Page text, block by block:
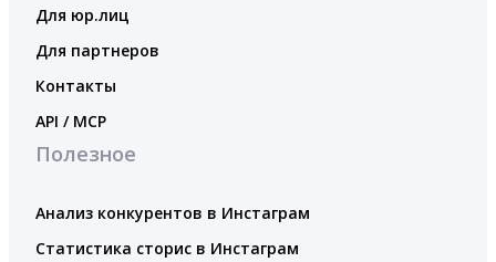
Для юр.лиц
Для партнеров
Контакты
API / MCP
Полезное
Анализ конкурентов в Инстаграм
Статистика сторис в Инстаграм